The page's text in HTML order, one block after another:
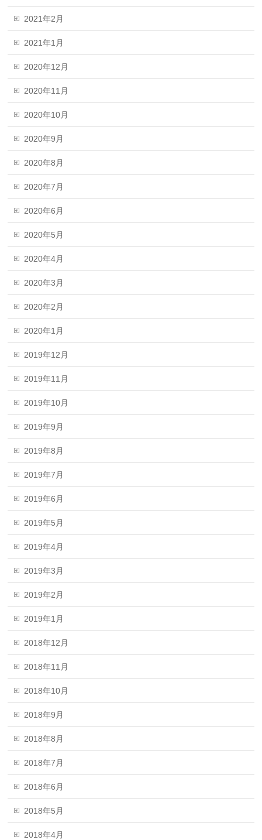
2021年2月
2021年1月
2020年12月
2020年11月
2020年10月
2020年9月
2020年8月
2020年7月
2020年6月
2020年5月
2020年4月
2020年3月
2020年2月
2020年1月
2019年12月
2019年11月
2019年10月
2019年9月
2019年8月
2019年7月
2019年6月
2019年5月
2019年4月
2019年3月
2019年2月
2019年1月
2018年12月
2018年11月
2018年10月
2018年9月
2018年8月
2018年7月
2018年6月
2018年5月
2018年4月